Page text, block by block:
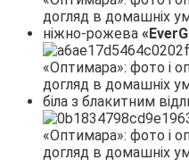
ніжно-рожева
біла з блакитним